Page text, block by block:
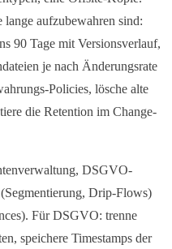
aufzubewahren sind:
90 Tage mit Versionsverlauf,
je nach Änderungsrate
Policies, lösche alte
die Retention im Change-
DSGVO-
Drip-Flows)
Für DSGVO: trenne
speichere Timestamps der